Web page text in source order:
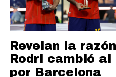
Revelan la
Rodri cambió al
por Barcelona